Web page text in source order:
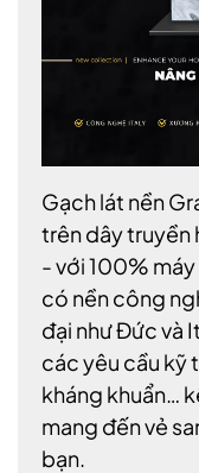
Gạch lát nền
trên dây truyền
- với 100%
có nền công
đại như Đức và
các yêu cầu kỹ
kháng khuẩn…
mang đến vẻ
bạn.